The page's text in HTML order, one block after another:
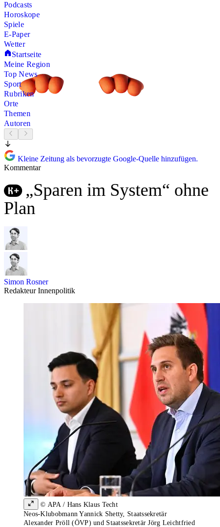
Podcasts
Horoskope
Spiele
E-Paper
Wetter
Startseite
Meine Region
Top News
Sport
Rubriken
Orte
Themen
Autoren
Kleine Zeitung als bevorzugte Google-Quelle hinzufügen.
Kommentar
„Sparen im System“ ohne
Plan
Simon Rosner
Redakteur Innenpolitik
© APA / Hans Klaus Techt
Neos-Klubobmann Yannick Shetty, Staatssekretär
Alexander Pröll (ÖVP) und Staatssekretär Jörg Leichtfried